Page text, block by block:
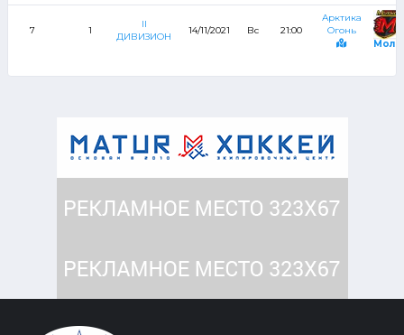
7 1
II
ДИВИЗИОН
14/11/2021 Вс 21:00
Арктика
Огонь